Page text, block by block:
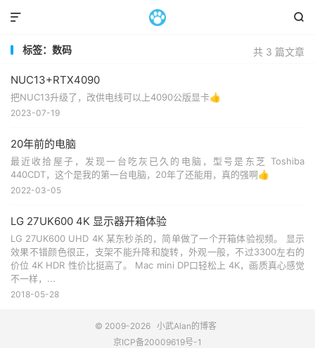


共 3 篇文章
标签：数码
NUC13+RTX4090
把NUC13升级了，改供电线可以上4090公版显卡👍
2023-07-19
20年前的电脑
最近收拾屋子，发现一台吃灰已久的电脑，型号是东芝 Toshiba
440CDT，这个是我的第一台电脑，20年了还能用，真的强啊👍
2022-03-05
LG 27UK600 4K 显示器开箱体验
LG 27UK600 UHD 4K 某东秒杀的，简单做了一个开箱体验视频。 显示
效果不错颜色很正，支架不能升降和旋转，外观一般，不过3300左右的
价位 4K HDR 性价比挺高了。 Mac mini DP口轻松上 4K，画质真心感觉
不一样，...
2018-05-28
© 2009-2026 小武Alan的博客
京ICP备20009619号-1